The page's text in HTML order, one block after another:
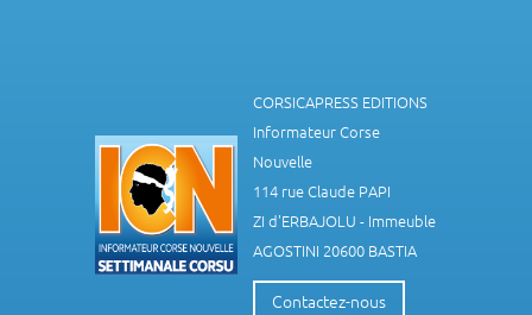
CORSICAPRESS EDITIONS
Informateur Corse
Nouvelle
114 rue Claude PAPI
ZI d'ERBAJOLU - Immeuble
AGOSTINI 20600 BASTIA
Contactez-nous